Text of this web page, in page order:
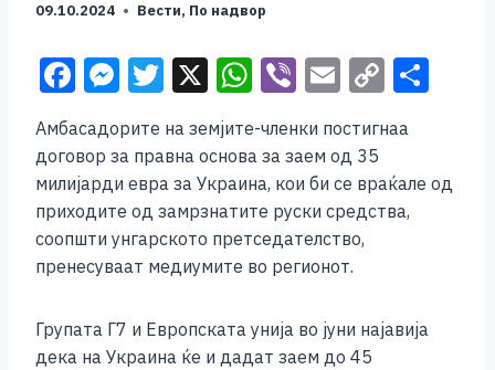
09.10.2024 Вести, По надвор
F
c
e
b
o
o
k
M
ss
e
n
g
er
T
tt
er
X W
at
s
A
p
p
Vi
er
E
ai
l
C
p
y
Li
e
Амбасадорите на земјите-членки постигнаа
договор за правна основа за заем од 35
милијарди евра за Украина, кои би се враќале од
приходите од замрзнатите руски средства,
соопшти унгарското претседателство,
пренесуваат медиумите во регионот.
Групата Г7 и Европската унија во јуни најавија
дека на Украина ќе и дадат заем до 45